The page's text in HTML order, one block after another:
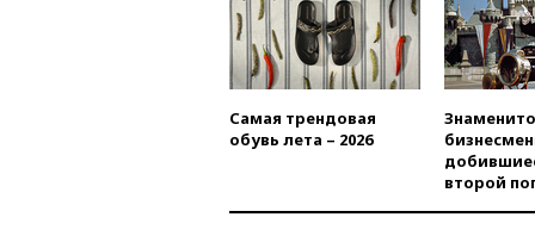
Самая трендовая
обувь лета – 2026
второй